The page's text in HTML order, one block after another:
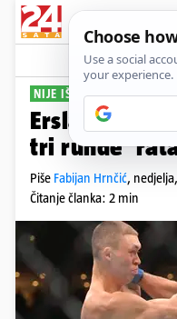
NIJE IŠLO
Erslan
tri runde
Piše Fabijan Hrnčić,
Čitanje članka: 2 min